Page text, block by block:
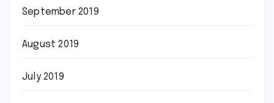
September 2019
August 2019
July 2019